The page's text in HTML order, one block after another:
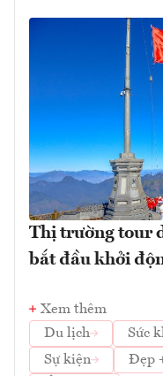
Thị trường tour
bắt đầu khởi
Xem thêm
Du lịch
Sức
Sự kiện
Đẹp